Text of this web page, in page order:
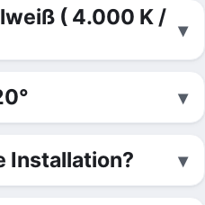
( 4.000 K /
Installation?